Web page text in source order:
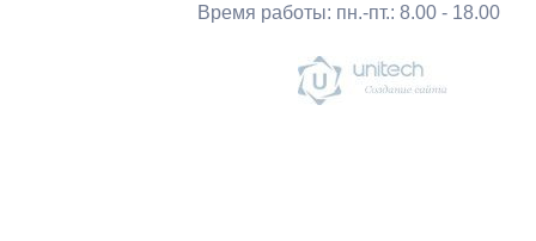
Время работы: пн.-пт.: 8.00 - 18.00